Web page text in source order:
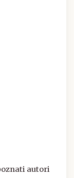
autori